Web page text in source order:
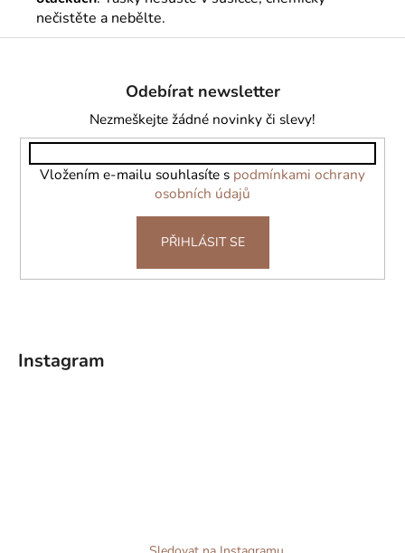
nečistěte a nebělte.
Odebírat newsletter
Nezmeškejte žádné novinky či slevy!
Vložením e-mailu souhlasíte s podmínkami ochrany
osobních údajů
PŘIHLÁSIT SE
Instagram